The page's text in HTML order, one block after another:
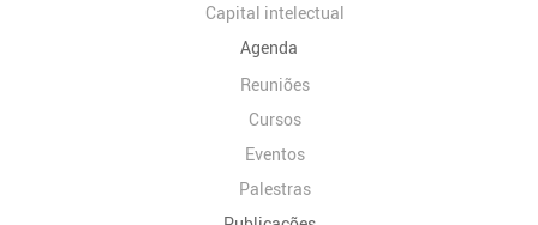
Capital intelectual
Agenda
Reuniões
Cursos
Eventos
Palestras